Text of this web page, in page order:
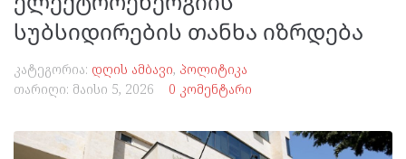
სუბსიდირების თანხა იზრდება
კატეგორია: დღის ამბავი, პოლიტიკა
თარიღი: მაისი 5, 2026 0 კომენტარი